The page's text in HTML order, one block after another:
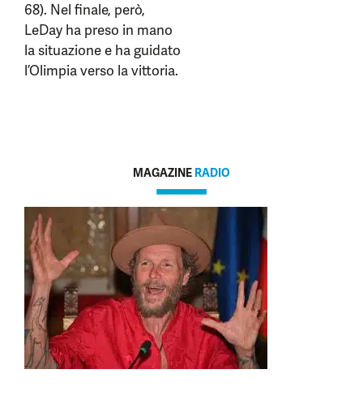
68). Nel finale, però,
LeDay ha preso in mano
la situazione e ha guidato
l’Olimpia verso la vittoria.
MAGAZINE RADIO